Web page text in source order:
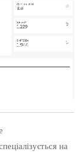
на